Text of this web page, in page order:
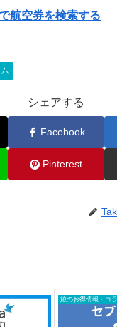
航空券を検索する
シェアする
Facebook
Pinterest
旅のお得情報・コ